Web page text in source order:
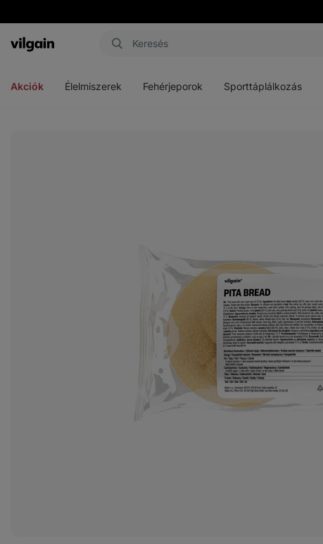
Vilgain
Akciók Élelmiszerek Fehérjeporok Sporttáplálkozás